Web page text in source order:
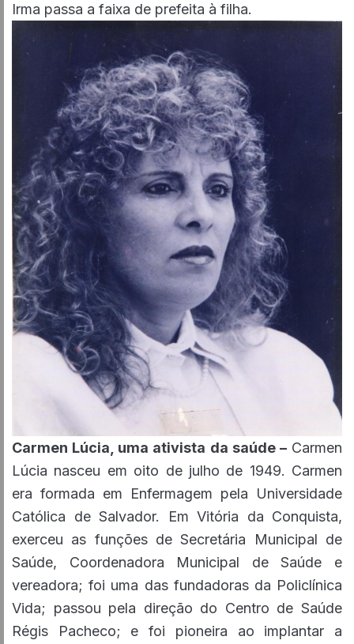
Irma passa a faixa de prefeita à filha.
Carmen Lúcia, uma ativista da saúde –Carmen
Lúcia nasceu em oito de julho de 1949. Carmen
era formada em Enfermagem pela Universidade
Católica de Salvador. Em Vitória da Conquista,
exerceu as funções de Secretária Municipal de
Saúde, Coordenadora Municipal de Saúde e
vereadora; foi uma das fundadoras da Policlínica
Vida; passou pela direção do Centro de Saúde
Régis Pacheco; e foi pioneira ao implantar a